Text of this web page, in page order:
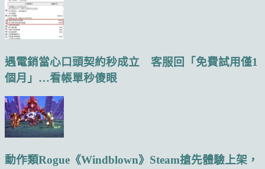
遇電銷當心口頭契約秒成立 客服回「免費試用僅1
個月」…看帳單秒傻眼
動作類Rogue《Windblown》Steam搶先體驗上架，